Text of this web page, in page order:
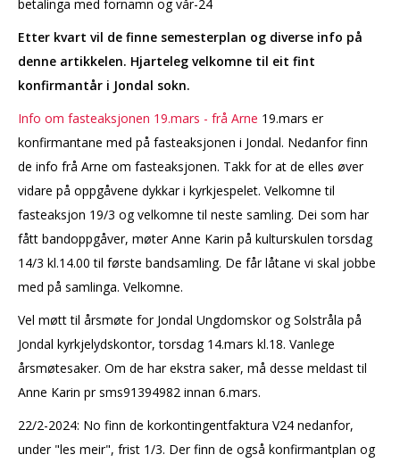
betalinga med fornamn og vår-24
Etter kvart vil de finne semesterplan og diverse info på
denne artikkelen. Hjarteleg velkomne til eit fint
konfirmantår i Jondal sokn.
Info om fasteaksjonen 19.mars - frå Arne 19.mars er
konfirmantane med på fasteaksjonen i Jondal. Nedanfor finn
de info frå Arne om fasteaksjonen. Takk for at de elles øver
vidare på oppgåvene dykkar i kyrkjespelet. Velkomne til
fasteaksjon 19/3 og velkomne til neste samling. Dei som har
fått bandoppgåver, møter Anne Karin på kulturskulen torsdag
14/3 kl.14.00 til første bandsamling. De får låtane vi skal jobbe
med på samlinga. Velkomne.
Vel møtt til årsmøte for Jondal Ungdomskor og Solstråla på
Jondal kyrkjelydskontor, torsdag 14.mars kl.18. Vanlege
årsmøtesaker. Om de har ekstra saker, må desse meldast til
Anne Karin pr sms91394982 innan 6.mars.
22/2-2024: No finn de korkontingentfaktura V24 nedanfor,
under "les meir", frist 1/3. Der finn de også konfirmantplan og